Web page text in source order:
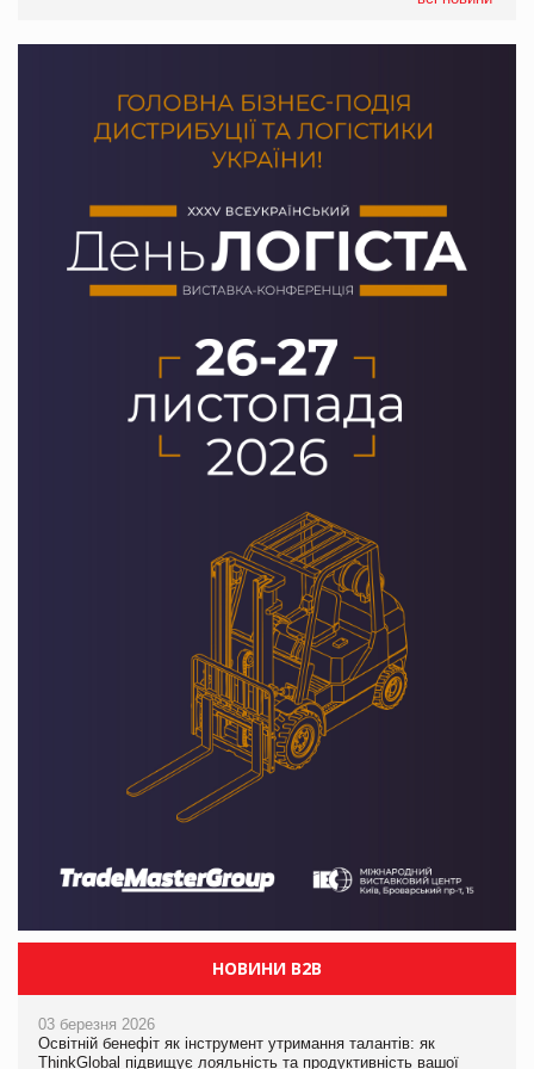
НОВИНИ B2B
03 березня 2026
Освітній бенефіт як інструмент утримання талантів: як
ThinkGlobal підвищує лояльність та продуктивність вашої